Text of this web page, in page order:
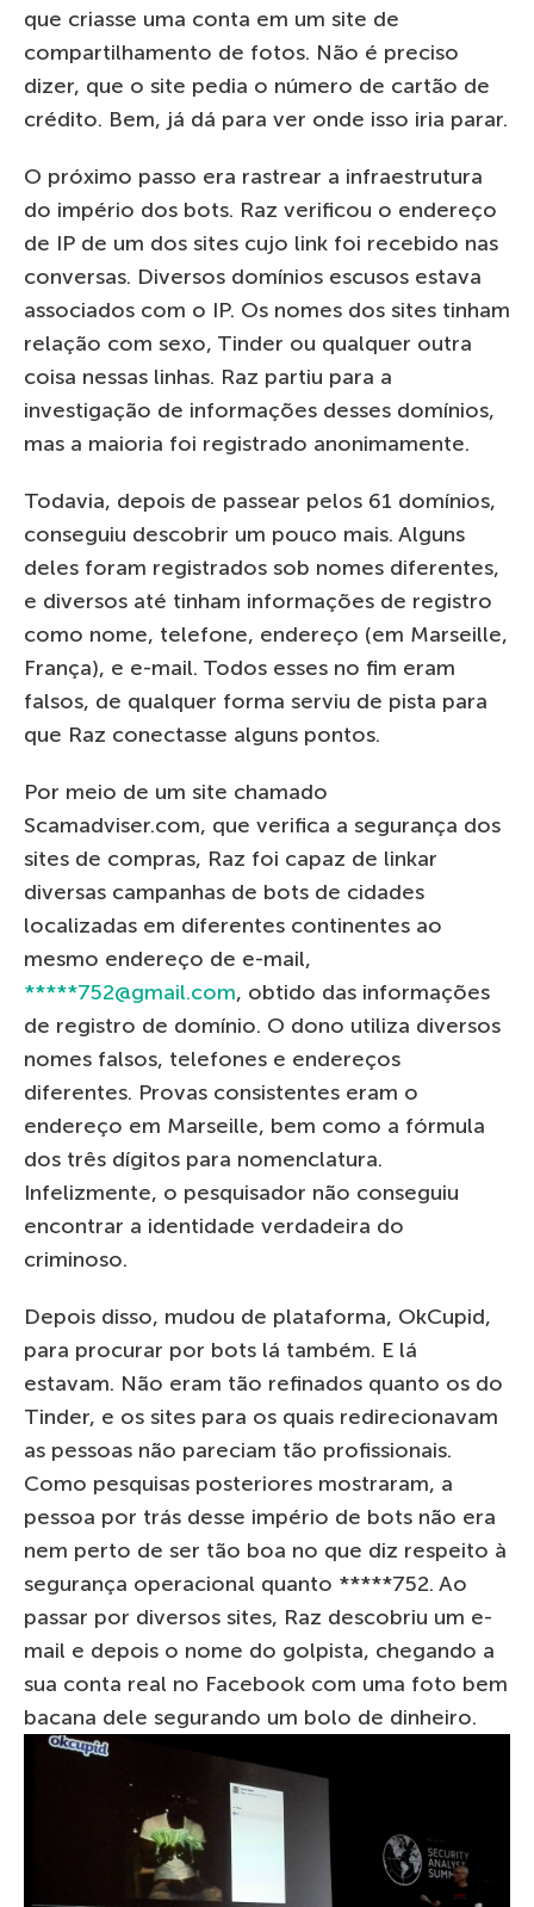
que criasse uma conta em um site de
compartilhamento de fotos. Não é preciso
dizer, que o site pedia o número de cartão de
crédito. Bem, já dá para ver onde isso iria parar.
O próximo passo era rastrear a infraestrutura
do império dos bots. Raz verificou o endereço
de IP de um dos sites cujo link foi recebido nas
conversas. Diversos domínios escusos estava
associados com o IP. Os nomes dos sites tinham
relação com sexo, Tinder ou qualquer outra
coisa nessas linhas. Raz partiu para a
investigação de informações desses domínios,
mas a maioria foi registrado anonimamente.
Todavia, depois de passear pelos 61 domínios,
conseguiu descobrir um pouco mais. Alguns
deles foram registrados sob nomes diferentes,
e diversos até tinham informações de registro
como nome, telefone, endereço (em Marseille,
França), e e-mail. Todos esses no fim eram
falsos, de qualquer forma serviu de pista para
que Raz conectasse alguns pontos.
Por meio de um site chamado
Scamadviser.com, que verifica a segurança dos
sites de compras, Raz foi capaz de linkar
diversas campanhas de bots de cidades
localizadas em diferentes continentes ao
mesmo endereço de e-mail,
*****752@gmail.com, obtido das informações
de registro de domínio. O dono utiliza diversos
nomes falsos, telefones e endereços
diferentes. Provas consistentes eram o
endereço em Marseille, bem como a fórmula
dos três dígitos para nomenclatura.
Infelizmente, o pesquisador não conseguiu
encontrar a identidade verdadeira do
criminoso.
Depois disso, mudou de plataforma, OkCupid,
para procurar por bots lá também. E lá
estavam. Não eram tão refinados quanto os do
Tinder, e os sites para os quais redirecionavam
as pessoas não pareciam tão profissionais.
Como pesquisas posteriores mostraram, a
pessoa por trás desse império de bots não era
nem perto de ser tão boa no que diz respeito à
segurança operacional quanto *****752. Ao
passar por diversos sites, Raz descobriu um e-
mail e depois o nome do golpista, chegando a
sua conta real no Facebook com uma foto bem
bacana dele segurando um bolo de dinheiro.